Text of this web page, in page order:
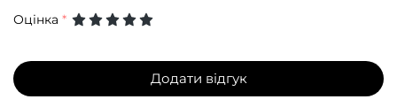
Оцінка *
Додати відгук